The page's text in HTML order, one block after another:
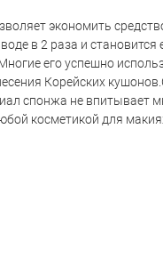
экономить
в 2 раза и
его успешно
Корейских
спонжа не впитывает
косметикой для